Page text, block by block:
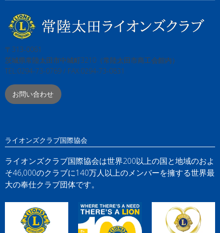
〒313-0061
茨城県常陸太田市中城町3210（常陸太田市商工会館内）
TEL:0294-73-0769 / FAX:0294-73-0831
お問い合わせ
ライオンズクラブ国際協会
ライオンズクラブ国際協会は世界200以上の国と地域のおよ
そ46,000のクラブに140万人以上のメンバーを擁する世界最
大の奉仕クラブ団体です。